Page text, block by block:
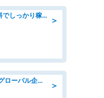
＞
自動車部品の検査/寮費無料でしっかり稼げる denso aichi
＞
09月開始/「土日祝休み」グローバル企業での産業保健のお仕事/保健師/高時給/残業なし/服装自由